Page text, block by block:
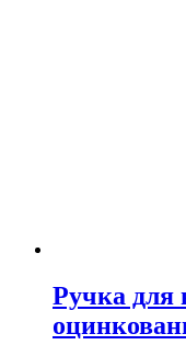
Ручка для